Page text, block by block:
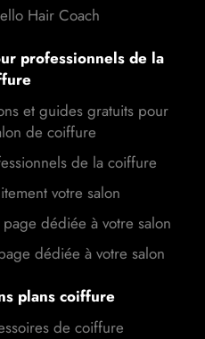
Hair Coach
professionnels de la
et guides gratuits pour
de coiffure
de la coiffure
votre salon
dédiée à votre salon
dédiée à votre salon
plans coiffure
de coiffure